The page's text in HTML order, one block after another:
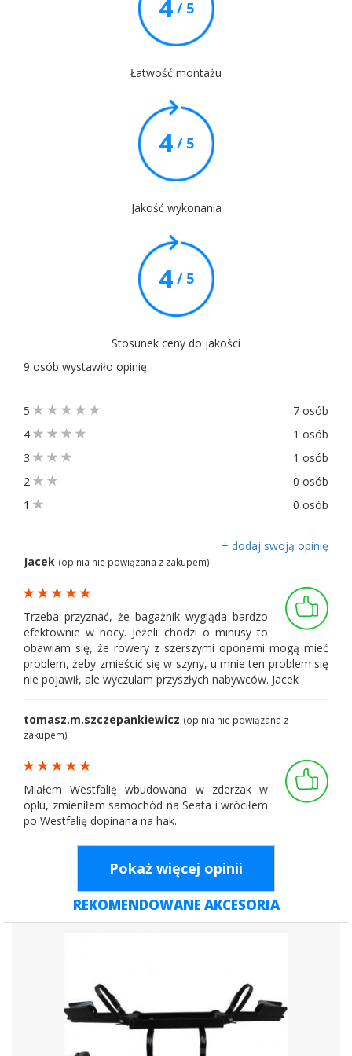
4/ 5
Łatwość montażu
4/ 5
Jakość wykonania
4/ 5
Stosunek ceny do jakości
9 osób wystawiło opinię
5
7 osób
4
1 osób
3
1 osób
2
0 osób
1
0 osób
+ dodaj swoją opinię
Jacek (opinia nie powiązana z zakupem)
Trzeba przyznać, że bagażnik wygląda bardzo
efektownie w nocy. Jeżeli chodzi o minusy to
obawiam się, że rowery z szerszymi oponami mogą mieć
problem, żeby zmieścić się w szyny, u mnie ten problem się
nie pojawił, ale wyczulam przyszłych nabywców. Jacek
tomasz.m.szczepankiewicz (opinia nie powiązana z
zakupem)
Miałem Westfalię wbudowana w zderzak w
oplu, zmieniłem samochód na Seata i wróciłem
po Westfalię dopinana na hak.
(opinia nie powiązana z zakupem)
Pokaż więcej opinii
REKOMENDOWANE AKCESORIA